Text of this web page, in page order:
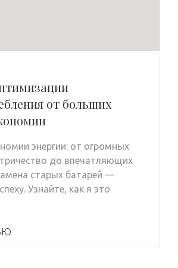
от больших
энергии: от огромных
до впечатляющих
старых батарей —
Узнайте, как я это